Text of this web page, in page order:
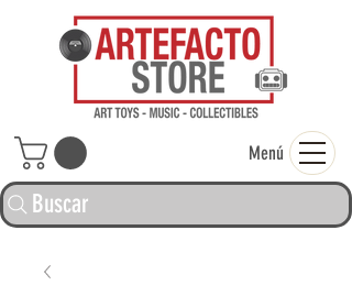
Buscar
Menú